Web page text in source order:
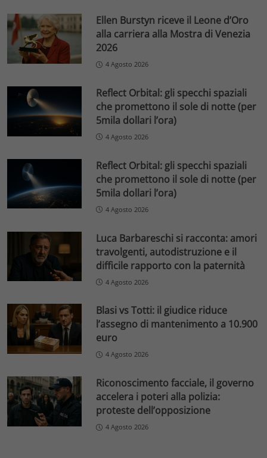
Ellen Burstyn riceve il Leone d’Oro
alla carriera alla Mostra di Venezia
2026
4 Agosto 2026
Reflect Orbital: gli specchi spaziali
che promettono il sole di notte (per
5mila dollari l’ora)
4 Agosto 2026
Reflect Orbital: gli specchi spaziali
che promettono il sole di notte (per
5mila dollari l’ora)
4 Agosto 2026
Luca Barbareschi si racconta: amori
travolgenti, autodistruzione e il
difficile rapporto con la paternità
4 Agosto 2026
Blasi vs Totti: il giudice riduce
l’assegno di mantenimento a 10.900
euro
4 Agosto 2026
Riconoscimento facciale, il governo
accelera i poteri alla polizia:
proteste dell’opposizione
4 Agosto 2026